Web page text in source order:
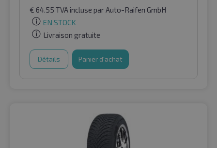
€ 64.55 TVA incluse par Auto-Raifen GmbH
EN STOCK
Livraison gratuite
Détails Panier d'achat